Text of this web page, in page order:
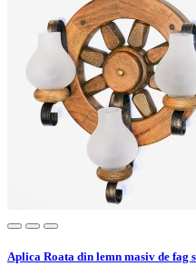
Aplica Roata din lemn masiv de fag